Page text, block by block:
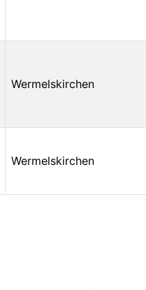
Wermelskirchen
Wermelskirchen